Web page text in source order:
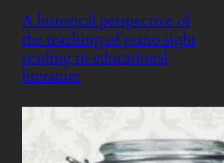
A historical perspective of
the teaching of piano sight
reading in educational
literature